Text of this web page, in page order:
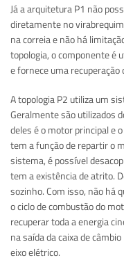
Já a arquitetura P1 não
diretamente no
na correia e não há
topologia, o componente é
e fornece uma recuperação
A topologia P2 utiliza um
Geralmente são utilizados
deles é o motor principal e
tem a função de repartir o
sistema, é possível
tem a existência de atrito.
sozinho. Com isso, não há
o ciclo de combustão do
recuperar toda a energia
na saída da caixa de
eixo elétrico.